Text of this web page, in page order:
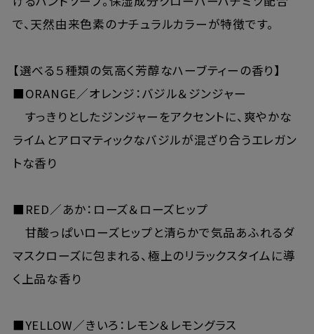
で、天然由来色素のナチュラルカラーが特徴です。
【選べる５種類の気高く芳醇なハーブティーの香り】
■ORANGE／オレンジ：バジル＆ジンジャー
すっきりとしたジンジャーをアクセントに、爽やかな
ライムとアロマティックなバジルが混ざり合うエレガン
トな香り
■RED／あか：ローズ＆ローズヒップ
甘酸っぱいローズヒップと清らかで気品あふれるダ
マスクローズに包まれる、極上のリラックスタイムに導
く上品な香り
■YELLOW／きいろ：レモン＆レモングラス